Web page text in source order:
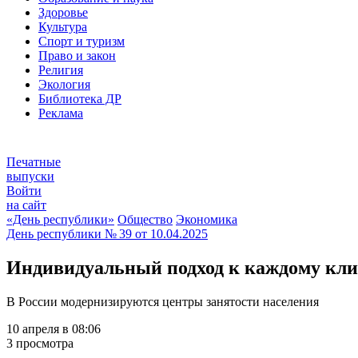
Здоровье
Культура
Спорт и туризм
Право и закон
Религия
Экология
Библиотека ДР
Реклама
Печатные
выпуски
Войти
на сайт
«День республики» Общество Экономика
День республики № 39 от 10.04.2025
Индивидуальный подход к каждому
В России модернизируются центры занятости населения
10 апреля в 08:06
3 просмотра